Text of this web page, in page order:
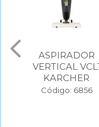
ASPIRADOR
VERTICAL VCL1
KARCHER
Código: 6856